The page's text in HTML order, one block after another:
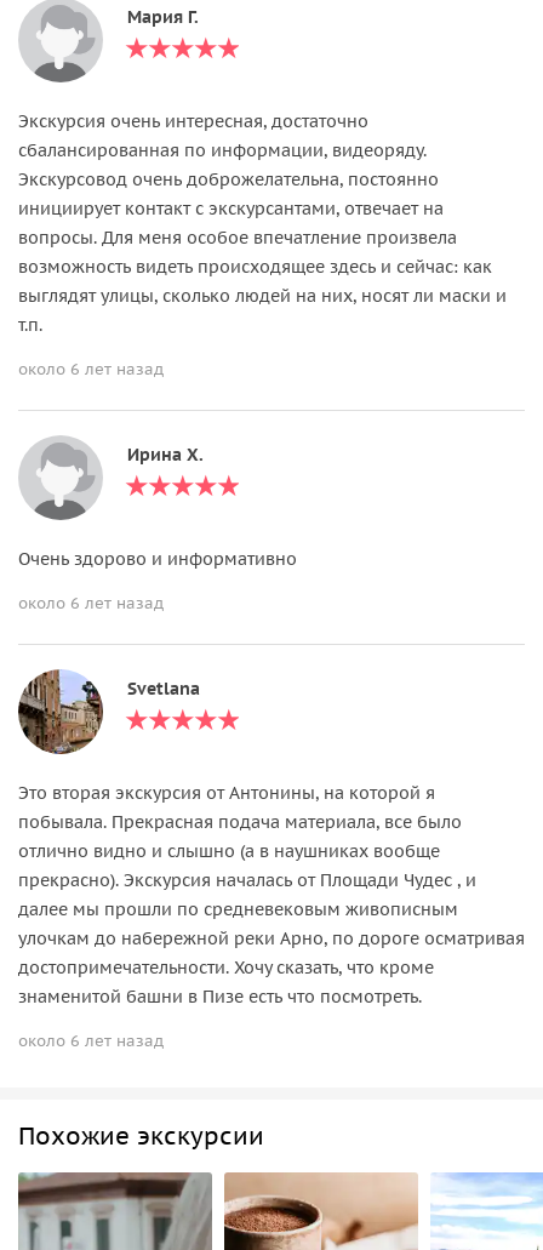
Мария Г.
Экскурсия очень интересная, достаточно
сбалансированная по информации, видеоряду.
Экскурсовод очень доброжелательна, постоянно
инициирует контакт с экскурсантами, отвечает на
вопросы. Для меня особое впечатление произвела
возможность видеть происходящее здесь и сейчас: как
выглядят улицы, сколько людей на них, носят ли маски и
т.п.
около 6 лет назад
Ирина Х.
Очень здорово и информативно
около 6 лет назад
Svetlana
Это вторая экскурсия от Антонины, на которой я
побывала. Прекрасная подача материала, все было
отлично видно и слышно (а в наушниках вообще
прекрасно). Экскурсия началась от Площади Чудес , и
далее мы прошли по средневековым живописным
улочкам до набережной реки Арно, по дороге осматривая
достопримечательности. Хочу сказать, что кроме
знаменитой башни в Пизе есть что посмотреть.
около 6 лет назад
Похожие экскурсии